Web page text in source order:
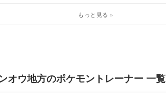
オウ地方のポケモントレーナー 一覧